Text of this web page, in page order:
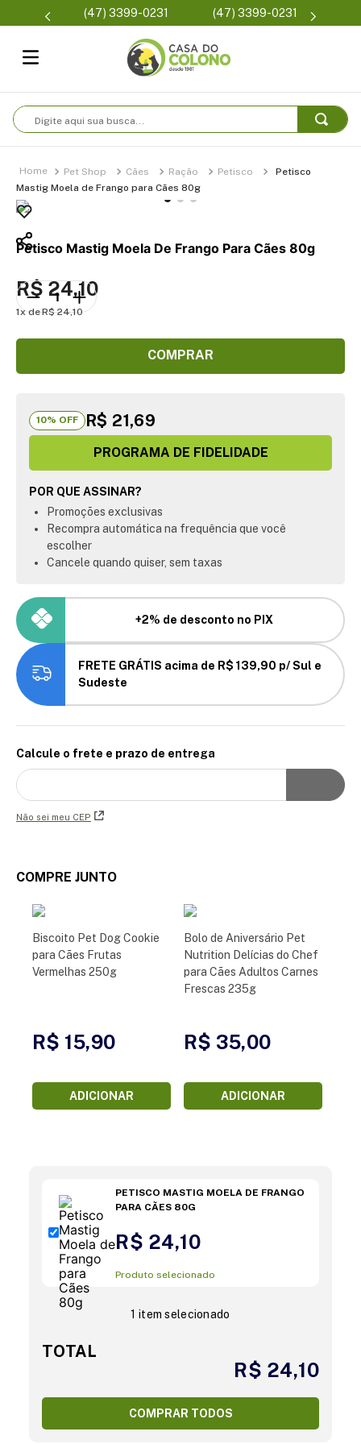
3399-0231
Parcelamento em até 6x
sem juros
Condições de frete
Digite aqui sua busca...
Pet Shop Cães Ração Petisco
Petisco
Mastig Moela de Frango para Cães 80g
Petisco Mastig Moela De Frango Para Cães 80g
R$24,10
1 R$ 24,10
COMPRAR
10% OFF R$ 21,69
PROGRAMA DE FIDELIDADE
POR QUE ASSINAR?
Promoções exclusivas
Recompra automática na frequência que você
escolher
Cancele quando quiser, sem taxas
+2% de desconto no PIX
FRETE GRÁTIS acima de R$ 139,90 p/ Sul e
Sudeste
Calcule o frete e prazo de entrega
Não sei meu CEP
COMPRE JUNTO
Biscoito Pet Dog Cookie
para Cães Frutas
Vermelhas 250g
R$ 15,90
ADICIONAR
Bolo de Aniversário Pet
Nutrition Delícias do Chef
para Cães Adultos Carnes
Frescas 235g
R$ 35,00
ADICIONAR
PETISCO MASTIG MOELA DE FRANGO
PARA CÃES 80G
R$ 24,10
Produto selecionado
1 item selecionado
TOTAL
R$ 24,10
COMPRAR TODOS